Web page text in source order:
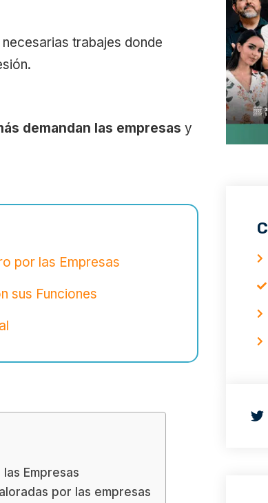
trabajes donde
demandan las empresas y
por las Empresas
sus Funciones
Empresas
por las empresas